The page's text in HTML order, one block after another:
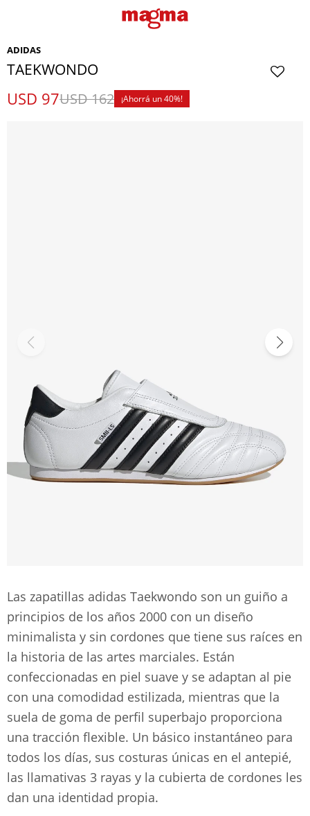
ADIDAS
TAEKWONDO
USD 97USD162 40
Las zapatillas adidas Taekwondo son un guiño a
principios de los años 2000 con un diseño
minimalista y sin cordones que tiene sus raíces en
la historia de las artes marciales. Están
confeccionadas en piel suave y se adaptan al pie
con una comodidad estilizada, mientras que la
suela de goma de perfil superbajo proporciona
una tracción flexible. Un básico instantáneo para
todos los días, sus costuras únicas en el antepié,
las llamativas 3 rayas y la cubierta de cordones les
dan una identidad propia.